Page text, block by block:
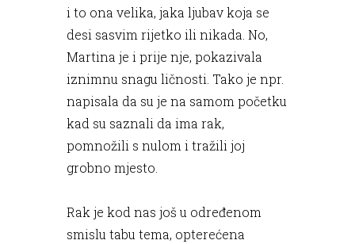
i to ona velika, jaka ljubav koja se
desi sasvim rijetko ili nikada. No,
Martina je i prije nje, pokazivala
iznimnu snagu ličnosti. Tako je npr.
napisala da su je na samom početku
kad su saznali da ima rak,
pomnožili s nulom i tražili joj
grobno mjesto.
Rak je kod nas još u određenom
smislu tabu tema, opterećena